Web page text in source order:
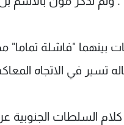
بينهما "فاشلة
تسير في الاتجاه
السلطات